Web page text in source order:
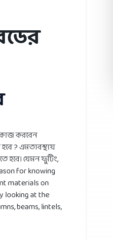
করবেন
? এমতাবস্থায়
হবে। যেমন ফুটিং,
for knowing
materials on
looking at the
beams, lintels,